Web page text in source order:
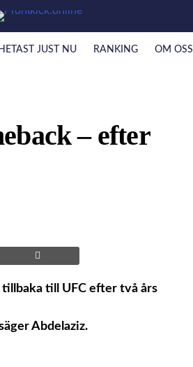
HETAST JUST NU RANKING OM OSS
– efter
till UFC efter två års
Abdelaziz.